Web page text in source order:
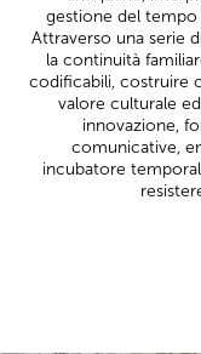
gestione del
Attraverso una serie
la continuità
codificabili, costruire
valore culturale
innovazione,
comunicative,
incubatore